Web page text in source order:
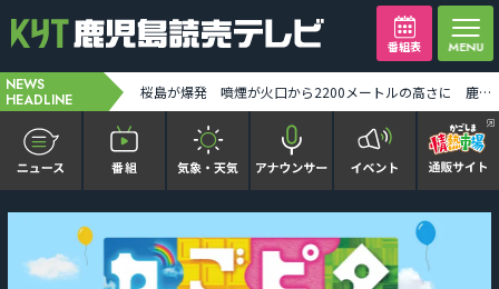
番組表
NEWS
HEADLINE JR指宿枕崎線 五位野-枕崎 運行見合わせ 雨の影響 [2026-08-09 12:35:00] 桜島が爆発 噴煙が火口から2200メートルの高さに 鹿児島市街地空は真っ暗に [2026-08-09 12:39:00]
かごピタ FAMILIAR
KYT news every かごしま